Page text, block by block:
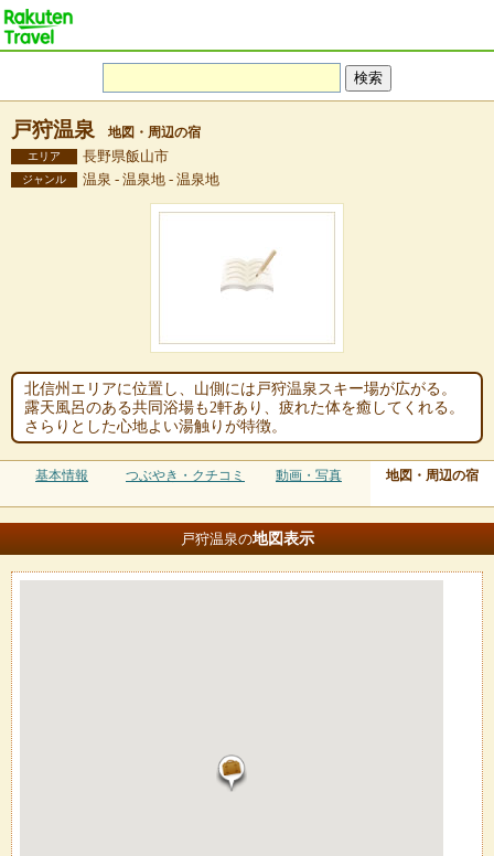
戸狩温泉 地図・周辺の宿
エリア 長野県飯山市
ジャンル 温泉 - 温泉地 - 温泉地
北信州エリアに位置し、山側には戸狩温泉スキー場が広がる。
露天風呂のある共同浴場も2軒あり、疲れた体を癒してくれる。
さらりとした心地よい湯触りが特徴。
基本情報 つぶやき・クチコミ 動画・写真 地図・周辺の宿
戸狩温泉の地図表示